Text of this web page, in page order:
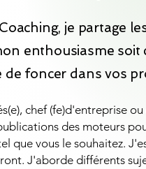
je partage
enthousiasme soit
foncer dans vos
chef (fe)d'entreprise
des moteurs
que vous le souhaitez.
J'aborde différents